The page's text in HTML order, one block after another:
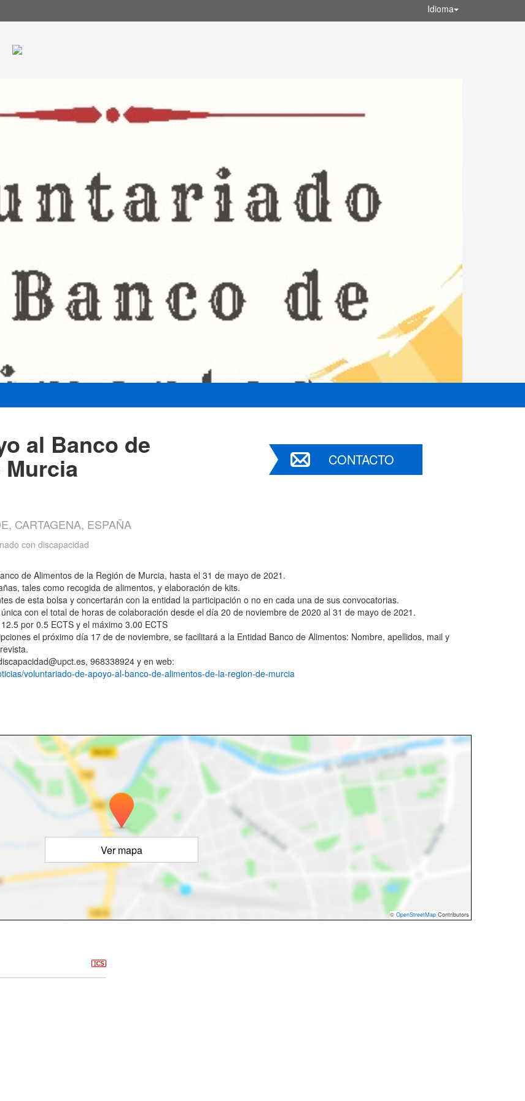
Idioma
al Banco de
CARTAGENA, ESPAÑA
con discapacidad
CONTACTO
de Alimentos de la Región de Murcia, hasta el 31 de mayo de 2021.
tales como recogida de alimentos, y elaboración de kits.
de esta bolsa y concertarán con la entidad la participación o no en cada una de sus convocatorias.
con el total de horas de colaboración desde el día 20 de noviembre de 2020 al 31 de mayo de 2021.
por 0.5 ECTS y el máximo 3.00 ECTS
el próximo día 17 de de noviembre, se facilitará a la Entidad Banco de Alimentos: Nombre, apellidos, mail y
968338924 y en web:
voluntariado-de-apoyo-al-banco-de-alimentos-de-la-region-de-murcia
Ver mapa
© OpenStreetMap Contributors